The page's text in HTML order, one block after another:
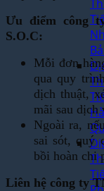
Ưu điểm công
S.O.C:
Mỗi đơn
qua quy
dịch thuật,
mãi sau dịch
Ngoài ra,
sai sót, quý
bồi hoàn chi
Liên hệ công ty